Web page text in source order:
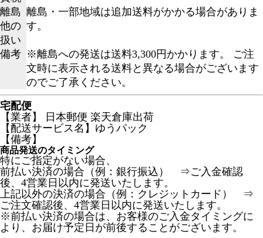
離島
他の
扱い
離島・一部地域は追加送料がかかる場合がありま
す。
備考 ※離島への発送は送料3,300円かかります。 ご注
文時に表示される送料と異なる場合がございます
のでご了承ください。
宅配便
【業者】 日本郵便 楽天倉庫出荷
【配送サービス名】ゆうパック
【備考】
商品発送のタイミング
特にご指定がない場合、
前払い決済の場合（例：銀行振込） ⇒ご入金確認
後、4営業日以内に発送いたします。
上記以外の決済の場合（例：クレジットカード） ⇒
ご注文確認後、4営業日以内に発送いたします。
※前払い決済の場合は、お客様のご入金タイミングに
より、お届け予定日が前後することがございます。